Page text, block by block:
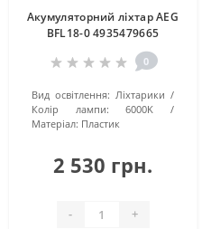
Акумуляторний ліхтар AEG
BFL18-0 4935479665
0
Вид освітлення: Ліхтарики
Колір лампи:
6000K
Матеріал: Пластик
2 530 грн.
- +